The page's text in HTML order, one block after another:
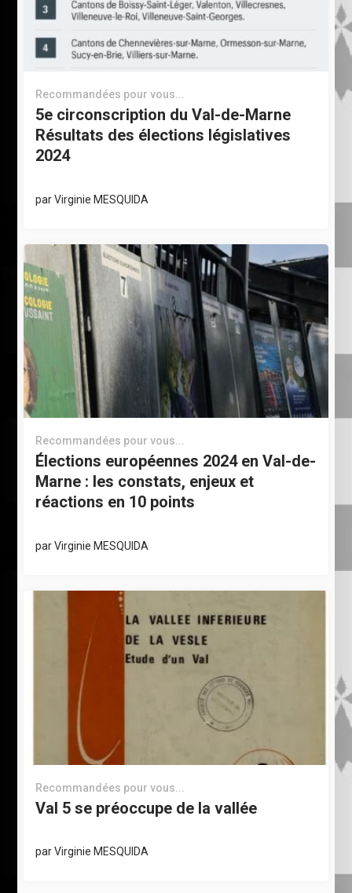
Recommandées pour vous...
5e circonscription du Val-de-Marne
Résultats des élections législatives
2024
parVirginie MESQUIDA
Recommandées pour vous...
Élections européennes 2024 en Val-de-
Marne : les constats, enjeux et
réactions en 10 points
parVirginie MESQUIDA
Recommandées pour vous...
Val 5 se préoccupe de la vallée
parVirginie MESQUIDA